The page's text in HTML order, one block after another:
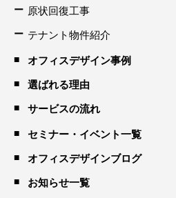
原状回復工事
テナント物件紹介
オフィスデザイン事例
選ばれる理由
サービスの流れ
セミナー・イベント一覧
オフィスデザインブログ
お知らせ一覧